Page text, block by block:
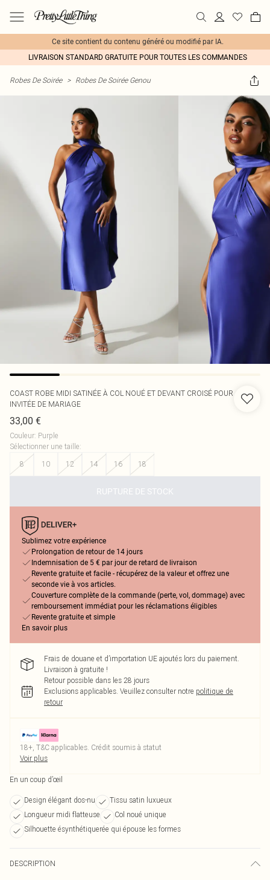
Ce site contient du contenu généré ou modifié par IA.
LIVRAISON STANDARD GRATUITE POUR TOUTES LES COMMANDES
Robes De Soirée > Robes De Soirée Genou
COAST ROBE MIDI SATINÉE À COL NOUÉ ET DEVANT CROISÉ POUR
INVITÉE DE MARIAGE
33,00 €
Couleur: Purple
Sélectionner une taille:
8
10 12 14 16 18
RUPTURE DE STOCK
Sublimez votre expérience
Prolongation de retour de 14 jours
Indemnisation de 5 € par jour de retard de livraison
Revente gratuite et facile - récupérez de la valeur et offrez une
seconde vie à vos articles.
Couverture complète de la commande (perte, vol, dommage) avec
remboursement immédiat pour les réclamations éligibles
Revente gratuite et simple
En savoir plus
Frais de douane et d’importation UE ajoutés lors du paiement.
Livraison à gratuite !
Retour possible dans les 28 jours
Exclusions applicables. Veuillez consulter notre politique de
retour
18+, T&C applicables. Crédit soumis à statut
Voir plus
En un coup d’œil
Design élégant dos-nu
Tissu satin luxueux
Longueur midi flatteuse
Col noué unique
Silhouette ésynthétiquerée qui épouse les formes
DESCRIPTION